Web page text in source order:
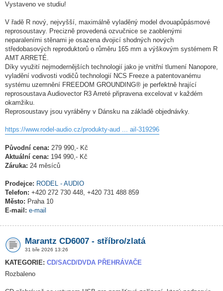
Vystaveno ve studiu!
V řadě R nový, nejvyšší, maximálně vyladěný model dvouapůpásmové
reprosoustavy. Precizně provedená ozvučnice se zaoblenými
neparaleními stěnami je osazena dvojicí shodných nových
středobasových reproduktorů o růměru 165 mm a výškovým systémem R
AMT ARRETÉ.
Díky využití nejmodernějších technologií jako je vnitřní tlumení Nanopore,
vyladění vodivosti vodičů technologií NCS Freeze a patentovanému
systému uzemnění FREEDOM GROUNDING® je perfektně hrající
reprosoustava Audiovector R3 Arreté připravena excelovat v každém
okamžiku.
Reprosoustavy jsou vyráběny v Dánsku na základě objednávky.
https://www.rodel-audio.cz/produkty-aud ... ail-319296
Původní cena: 279 990,- Kč
Aktuální cena: 194 990,- Kč
Záruka: 24 měsíců
Prodejce: RODEL - AUDIO
Telefon: +420 272 730 448, +420 731 488 859
Město: Praha 10
E-mail: e-mail
Marantz CD6007 - stříbro/zlatá
31 bře 2026 13:26
KATEGORIE: CD/SACD/DVDA PŘEHRÁVAČE
Rozbaleno